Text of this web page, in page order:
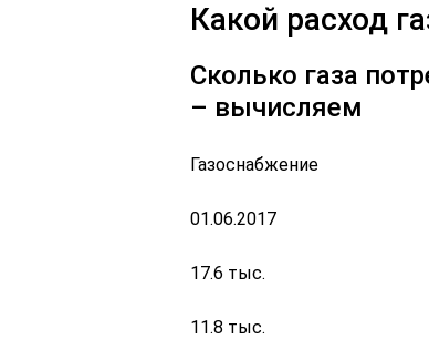
Какой расход
Сколько газа
– вычисляем
Газоснабжение
01.06.2017
17.6 тыс.
11.8 тыс.